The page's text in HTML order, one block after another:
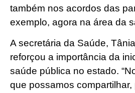
também nos acordos das
exemplo, agora na área da
A secretária da Saúde,
reforçou a importância da
saúde pública no estado.
que possamos